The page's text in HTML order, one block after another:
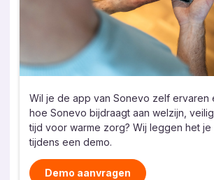
Wil je de app van Sonevo zelf ervaren
hoe Sonevo bijdraagt aan welzijn,
tijd voor warme zorg? Wij leggen het je
tijdens een demo.
Demo aanvragen